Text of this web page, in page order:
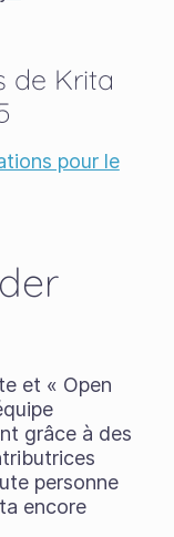
de Krita
pour le
et « Open
grâce à des
personne
encore